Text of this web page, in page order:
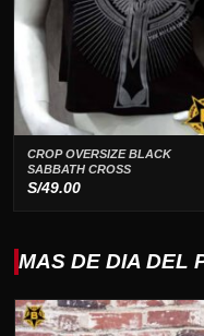
CROP OVERSIZE BLACK
SABBATH CROSS
S/49.00
MAS DE DIA DEL